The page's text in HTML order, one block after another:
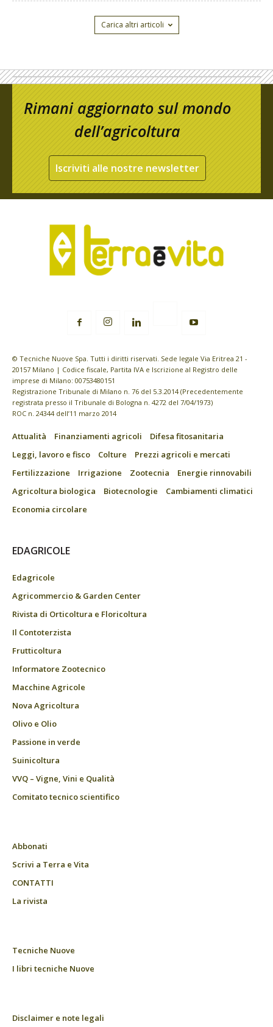
Carica altri articoli
Rimani aggiornato sul mondo
dell’agricoltura
Iscriviti alle nostre newsletter
© Tecniche Nuove Spa. Tutti i diritti riservati. Sede legale Via Eritrea 21 -
20157 Milano | Codice fiscale, Partita IVA e Iscrizione al Registro delle
imprese di Milano: 00753480151
Registrazione Tribunale di Milano n. 76 del 5.3.2014 (Precedentemente
registrata presso il Tribunale di Bologna n. 4272 del 7/04/1973)
ROC n. 24344 dell’11 marzo 2014
Attualità Finanziamenti agricoli
Difesa fitosanitaria
Leggi, lavoro e fisco
Colture
Prezzi agricoli e mercati
Fertilizzazione
Irrigazione Zootecnia
Energie rinnovabili
Agricoltura biologica
Biotecnologie
Cambiamenti climatici
Economia circolare
EDAGRICOLE
Edagricole
Agricommercio & Garden Center
Rivista di Orticoltura e Floricoltura
Il Contoterzista
Frutticoltura
Informatore Zootecnico
Macchine Agricole
Nova Agricoltura
Olivo e Olio
Passione in verde
Suinicoltura
VVQ – Vigne, Vini e Qualità
Comitato tecnico scientifico
Abbonati
Scrivi a Terra e Vita
CONTATTI
La rivista
Tecniche Nuove
I libri tecniche Nuove
Disclaimer e note legali